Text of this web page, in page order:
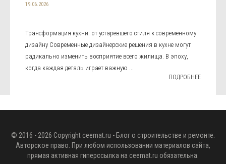
19.06.2026
Трансформация кухни: от устаревшего стиля к современному
дизайну Современные дизайнерские решения в кухне могут
радикально изменить восприятие всего жилища. В эпоху,
когда каждая деталь играет важную ...
ПОДРОБНЕЕ
© 2016 - 2026 Copyright ceemat.ru - Блог о строительстве и ремонте.
Авторское право. При любом использовании материалов сайта,
прямая активная гиперссылка на ceemat.ru обязательна.